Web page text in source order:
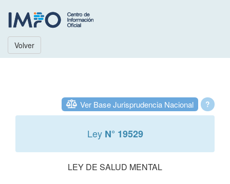
Volver
?
Ver Base Jurisprudencia Nacional
Ley N° 19529
LEY DE SALUD MENTAL